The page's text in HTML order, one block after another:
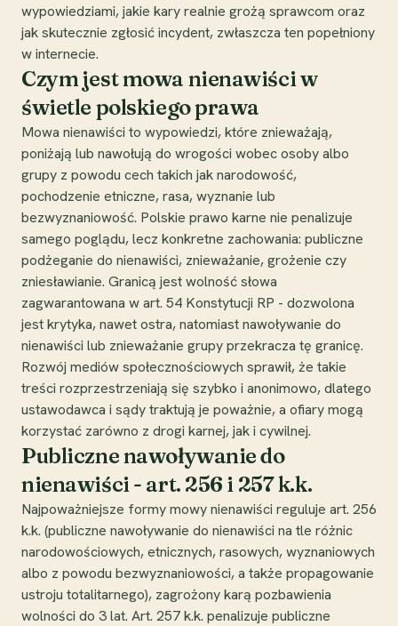
wypowiedziami, jakie kary realnie grożą sprawcom oraz
jak skutecznie zgłosić incydent, zwłaszcza ten popełniony
w internecie.
Czym jest mowa nienawiści w
świetle polskiego prawa
Mowa nienawiści to wypowiedzi, które znieważają,
poniżają lub nawołują do wrogości wobec osoby albo
grupy z powodu cech takich jak narodowość,
pochodzenie etniczne, rasa, wyznanie lub
bezwyznaniowość. Polskie prawo karne nie penalizuje
samego poglądu, lecz konkretne zachowania: publiczne
podżeganie do nienawiści, znieważanie, grożenie czy
zniesławianie. Granicą jest wolność słowa
zagwarantowana w art. 54 Konstytucji RP - dozwolona
jest krytyka, nawet ostra, natomiast nawoływanie do
nienawiści lub znieważanie grupy przekracza tę granicę.
Rozwój mediów społecznościowych sprawił, że takie
treści rozprzestrzeniają się szybko i anonimowo, dlatego
ustawodawca i sądy traktują je poważnie, a ofiary mogą
korzystać zarówno z drogi karnej, jak i cywilnej.
Publiczne nawoływanie do
nienawiści - art. 256 i 257 k.k.
Najpoważniejsze formy mowy nienawiści reguluje art. 256
k.k. (publiczne nawoływanie do nienawiści na tle różnic
narodowościowych, etnicznych, rasowych, wyznaniowych
albo z powodu bezwyznaniowości, a także propagowanie
ustroju totalitarnego), zagrożony karą pozbawienia
wolności do 3 lat. Art. 257 k.k. penalizuje publiczne